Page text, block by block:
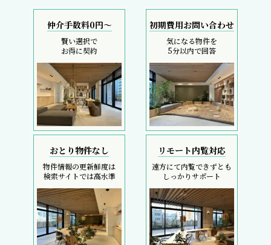
仲介手数料0円～
賢い選択で
お得に契約
初期費用お問い合わせ
気になる物件を
5分以内で回答
おとり物件なし
物件情報の更新鮮度は
検索サイトでは高水準
リモート内覧対応
遠方にて内覧できずとも
しっかりサポート